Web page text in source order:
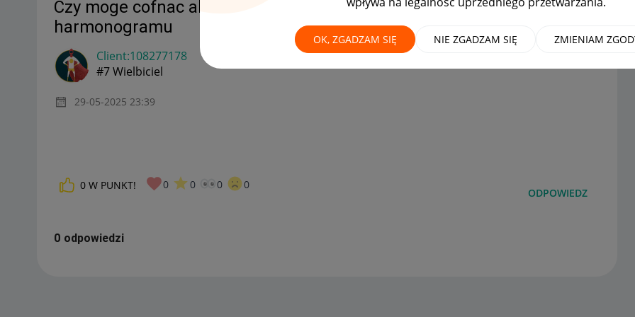
OK, ZGADZAM SIĘ NIE ZGADZAM SIĘ ZMIENIAM
Czy moge cofnac alegro pay mam to i nie moge zobaczyc
harmonogramu
Client:108277178
#7 Wielbiciel
‎29-05-2025 23:39
0 W PUNKT! 0 0 0 0
ODPOWIEDZ
0 odpowiedzi